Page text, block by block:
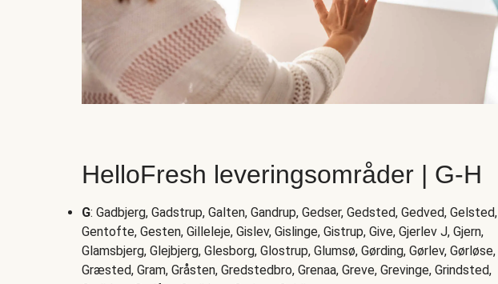
HelloFresh leveringsområder | G-H
G: Gadbjerg, Gadstrup, Galten, Gandrup, Gedser, Gedsted, Gedved, Gelsted,
Gentofte, Gesten, Gilleleje, Gislev, Gislinge, Gistrup, Give, Gjerlev J, Gjern,
Glamsbjerg, Glejbjerg, Glesborg, Glostrup, Glumsø, Gørding, Gørlev, Gørløse,
Græsted, Gram, Gråsten, Gredstedbro, Grenaa, Greve, Grevinge, Grindsted,